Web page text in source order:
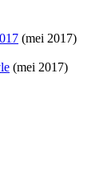
(mei 2017)
(mei 2017)